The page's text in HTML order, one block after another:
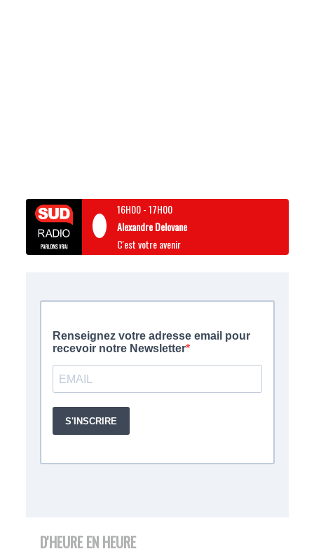
16H00-17H00
Alexandre Delovane
C'est votre avenir
D'HEURE EN HEURE